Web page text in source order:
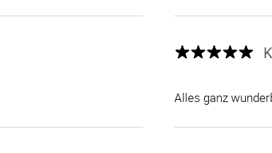
Alles ganz